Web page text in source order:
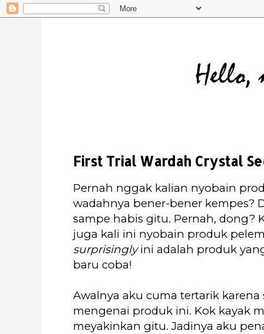
First Trial Wardah Crystal
Pernah nggak kalian nyobain
wadahnya bener-bener kempes?
sampe habis gitu. Pernah, dong?
juga kali ini nyobain produk
surprisinglyini adalah produk
baru coba!
Awalnya aku cuma tertarik
mengenai produk ini. Kok kayak
meyakinkan gitu. Jadinya aku